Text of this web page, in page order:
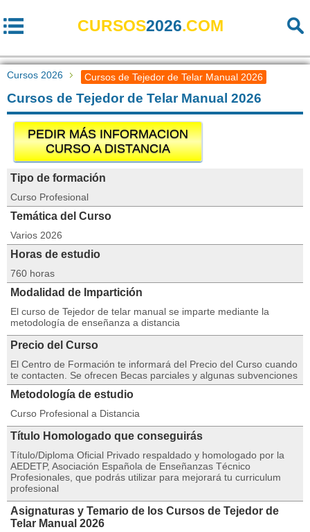
CURSOS2026.COM
Cursos 2026 Cursos de Tejedor de Telar Manual 2026
Cursos de Tejedor de Telar Manual 2026
PEDIR MÁS INFORMACION
CURSO A DISTANCIA
Tipo de formación
Curso Profesional
Temática del Curso
Varios 2026
Horas de estudio
760 horas
Modalidad de Impartición
El curso de Tejedor de telar manual se imparte mediante la
metodología de enseñanza a distancia
Precio del Curso
El Centro de Formación te informará del Precio del Curso cuando
te contacten. Se ofrecen Becas parciales y algunas subvenciones
Metodología de estudio
Curso Profesional a Distancia
Título Homologado que conseguirás
Título/Diploma Oficial Privado respaldado y homologado por la
AEDETP, Asociación Española de Enseñanzas Técnico
Profesionales, que podrás utilizar para mejorará tu curriculum
profesional
Asignaturas y Temario de los Cursos de Tejedor de
Telar Manual 2026